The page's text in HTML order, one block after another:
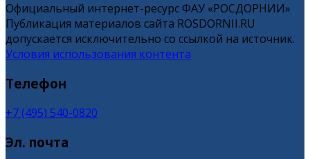
Официальный интернет-ресурс ФАУ «РОСДОРНИИ»
Публикация материалов сайта ROSDORNII.RU
допускается исключительно со ссылкой на источник.
Условия использования контента
Телефон
+7 (495) 540-0820
Эл. почта